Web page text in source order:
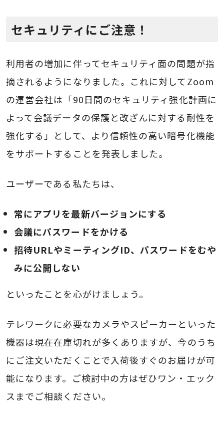
セキュリティにご注意！
利用者の増加に伴ってセキュリティ面の問題が指
摘されるようになりました。これに対してZoom
の運営会社は「90日間のセキュリティ強化計画に
よって会議データの保護と改ざんに対する耐性を
強化する」として、より信頼性の高い暗号化機能
をサポートすることを発表しました。
ユーザーである私たちは、
常にアプリを最新バージョンにする
会議にパスワードをかける
招待URLやミーティングID、パスワードをむや
みに公開しない
といったことを心がけましょう。
テレワークに必要なカメラやスピーカーといった
機器は現在在庫切れが多くありますが、今のうち
にご注文いただくことで入荷後すぐのお届けが可
能になります。ご検討中の方はぜひワン・エック
スまでご相談ください。